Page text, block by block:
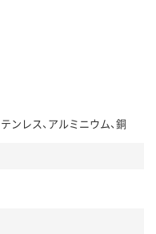
ンレス、アルミニウム、銅